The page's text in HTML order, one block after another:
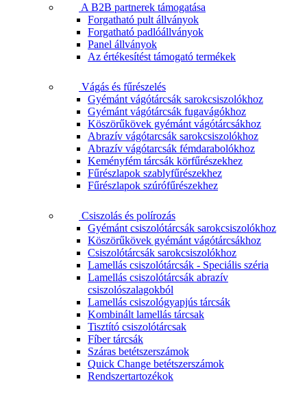
A B2B partnerek támogatása
Forgatható pult állványok
Forgatható padlóállványok
Panel állványok
Az értékesítést támogató termékek
Vágás és fűrészelés
Gyémánt vágótárcsák sarokcsiszolókhoz
Gyémánt vágótárcsák fugavágókhoz
Köszörűkövek gyémánt vágótárcsákhoz
Abrazív vágótarcsák sarokcsiszolókhoz
Abrazív vágótarcsák fémdarabolókhoz
Keményfém tárcsák körfűrészekhez
Fűrészlapok szablyfűrészekhez
Fűrészlapok szúrófűrészekhez
Csiszolás és polírozás
Gyémánt csiszolótárcsák sarokcsiszolókhoz
Köszörűkövek gyémánt vágótárcsákhoz
Csiszolótárcsák sarokcsiszolókhoz
Lamellás csiszolótárcsák - Speciális széria
Lamellás csiszolótárcsák abrazív
csiszolószalagokból
Lamellás csiszológyapjús tárcsák
Kombinált lamellás tárcsak
Tisztító csiszolótárcsak
Fíber tárcsák
Száras betétszerszámok
Quick Change betétszerszámok
Rendszertartozékok